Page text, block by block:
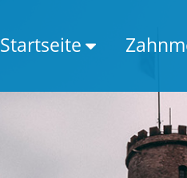
Startseite
Infos zur Stadt
Mit Google